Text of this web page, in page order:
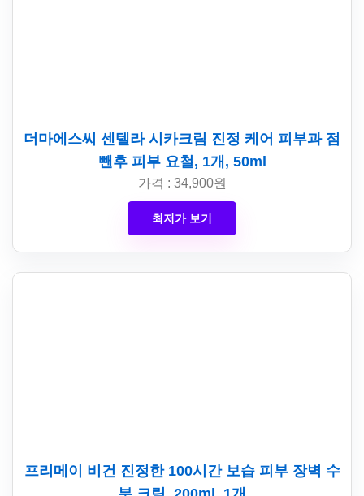
더마에스씨 센텔라 시카크림 진정 케어 피부과 점
뺀후 피부 요철, 1개, 50ml
가격 : 34,900원
최저가 보기
프리메이 비건 진정한 100시간 보습 피부 장벽 수